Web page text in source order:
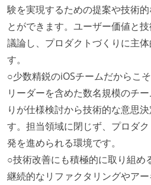
験を実現するための提案や技術
とができます。ユーザー価値と
議論し、プロダクトづくりに主
す。
○少数精鋭のiOSチームだからこ
リーダーを含めた数名規模のチ
りが仕様検討から技術的な意思
す。担当領域に閉じず、プロダ
発を進められる環境です。
○技術改善にも積極的に取り組め
継続的なリファクタリングやア